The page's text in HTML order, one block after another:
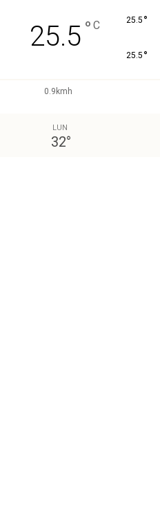
25.5 ° C 25.5 °
25.5 °
0.9kmh
LUN
32°